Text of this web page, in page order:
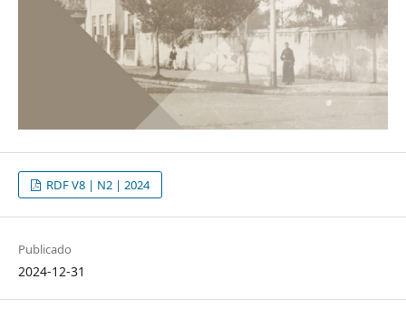
RDF V8 | N2 | 2024
Publicado
2024-12-31